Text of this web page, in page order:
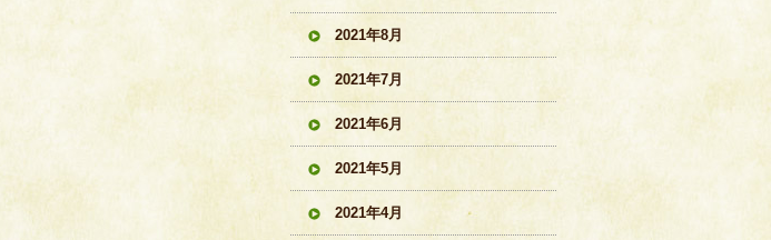
2021年8月
2021年7月
2021年6月
2021年5月
2021年4月